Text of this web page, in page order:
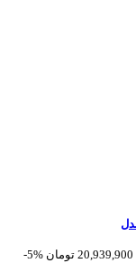
-5%
20,939,900 تومان